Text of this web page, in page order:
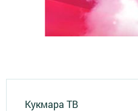
Кукмара ТВ